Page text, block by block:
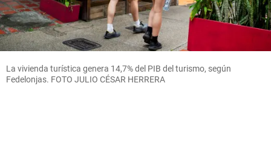
La vivienda turística genera 14,7% del PIB del turismo, según
Fedelonjas. FOTO JULIO CÉSAR HERRERA